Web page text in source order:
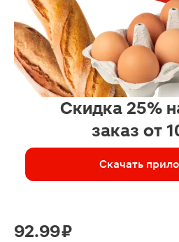
Скидка 25%
заказ от
Скачать
92.99 ₽